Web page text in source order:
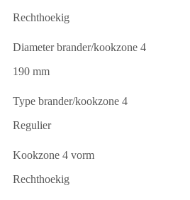
Rechthoekig
Diameter brander/kookzone 4
190 mm
Type brander/kookzone 4
Regulier
Kookzone 4 vorm
Rechthoekig